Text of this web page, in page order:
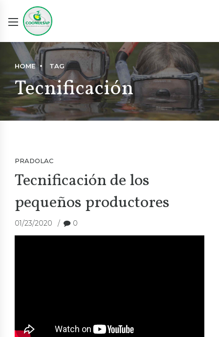
HOME TAG
Tecnificación
PRADOLAC
Tecnificación de los
pequeños productores
01/23/2020 0